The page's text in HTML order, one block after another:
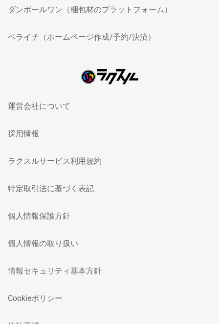
ダンボールワン（梱包材のプラットフォーム）
ペライチ（ホームページ作成/予約/決済）
運営会社について
採用情報
ラクスルサービス利用規約
特定取引法に基づく表記
個人情報保護方針
個人情報の取り扱い
情報セキュリティ基本方針
Cookieポリシー